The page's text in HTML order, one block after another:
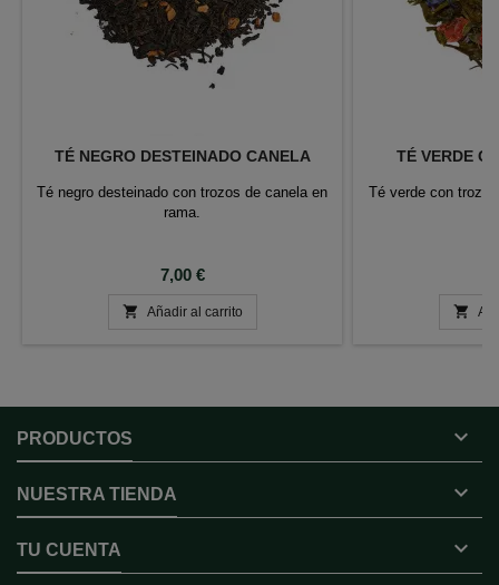
TÉ NEGRO DESTEINADO CANELA
Té negro desteinado con trozos de canela en
rama.
Precio
7,00 €
 Añadir al carrito
TÉ VERDE
Té verde con

PRODUCTOS 
NUESTRA TIENDA 
TU CUENTA 